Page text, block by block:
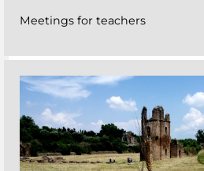
Meetings for teachers